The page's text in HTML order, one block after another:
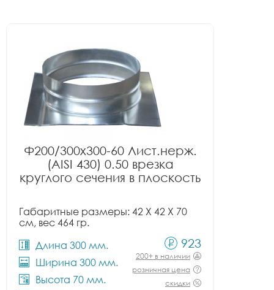
Ф200/300x300-60 Лист.нерж.
(AISI 430) 0.50 врезка
круглого сечения в плоскость
Габаритные размеры: 42 X 42 X 70
см, вес 464 гр.
Длина 300 мм.
Ширина 300 мм.
Высота 70 мм.
923
200+ в наличии
розничная цена
скидки